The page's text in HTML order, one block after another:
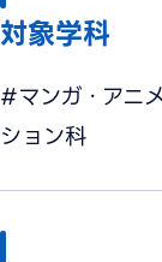
対象学科
#マンガ・アニ
ション科